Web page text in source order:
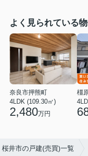
よく見られている
奈良市押熊町
4LDK (109.30㎡)
2,480万円
橿
桜井市の戸建(売買)一覧